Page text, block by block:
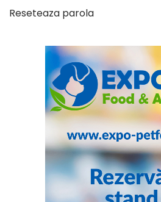
Reseteaza parola